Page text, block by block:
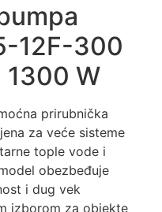
12F-300
1300 W
prirubnička
za veće sisteme
tople vode i
obezbeđuje
i dug vek
izborom za objekte